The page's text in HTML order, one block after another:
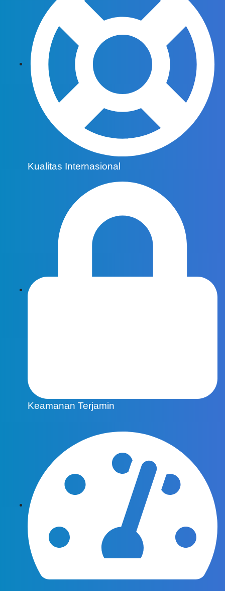
Kualitas Internasional
Keamanan Terjamin